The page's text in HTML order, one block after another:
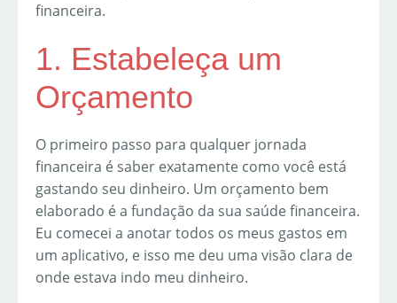
financeira.
1. Estabeleça um
Orçamento
O primeiro passo para qualquer jornada
financeira é saber exatamente como você está
gastando seu dinheiro. Um orçamento bem
elaborado é a fundação da sua saúde financeira.
Eu comecei a anotar todos os meus gastos em
um aplicativo, e isso me deu uma visão clara de
onde estava indo meu dinheiro.